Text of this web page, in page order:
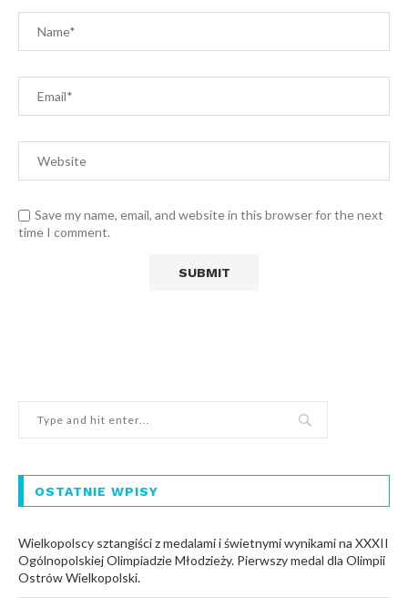
Save my name, email, and website in this browser for the next
time I comment.
OSTATNIE WPISY
Wielkopolscy sztangiści z medalami i świetnymi wynikami na XXXII
Ogólnopolskiej Olimpiadzie Młodzieży. Pierwszy medal dla Olimpii
Ostrów Wielkopolski.